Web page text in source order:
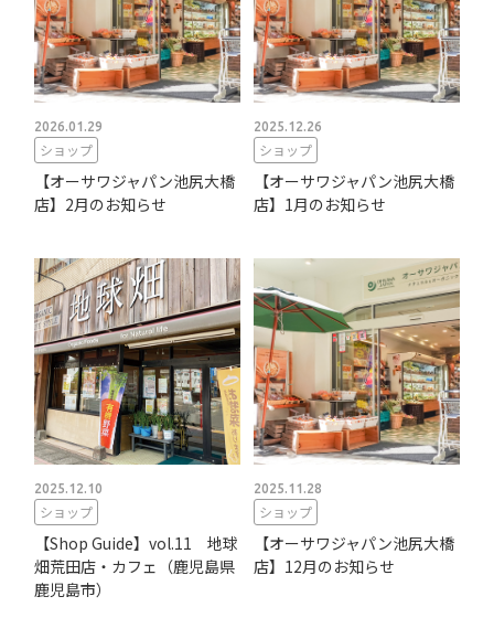
2026.01.29
ショップ
【オーサワジャパン池尻大橋
店】2月のお知らせ
2025.12.26
ショップ
【オーサワジャパン池尻大橋
店】1月のお知らせ
2025.12.10
ショップ
【Shop Guide】vol.11 地球
畑荒田店・カフェ（鹿児島県
鹿児島市）
2025.11.28
ショップ
【オーサワジャパン池尻大橋
店】12月のお知らせ